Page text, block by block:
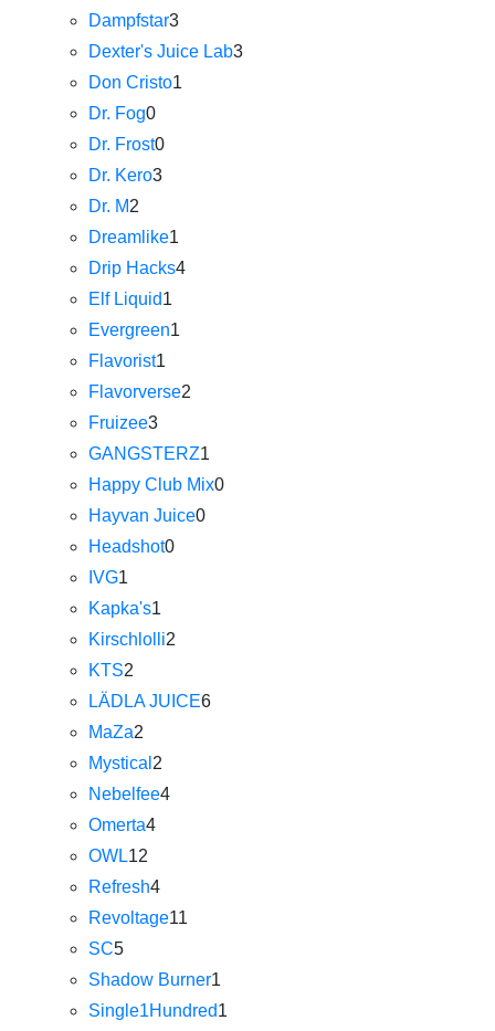
Dampfstar3
Dexter's Juice Lab3
Don Cristo1
Dr. Fog0
Dr. Frost0
Dr. Kero3
Dr. M2
Dreamlike1
Drip Hacks4
Elf Liquid1
Evergreen1
Flavorist1
Flavorverse2
Fruizee3
GANGSTERZ1
Happy Club Mix0
Hayvan Juice0
Headshot0
IVG1
Kapka's1
Kirschlolli2
KTS2
LÄDLA JUICE6
MaZa2
Mystical 2
Nebelfee4
Omerta4
OWL12
Refresh4
Revoltage11
SC5
Shadow Burner1
Single1Hundred1